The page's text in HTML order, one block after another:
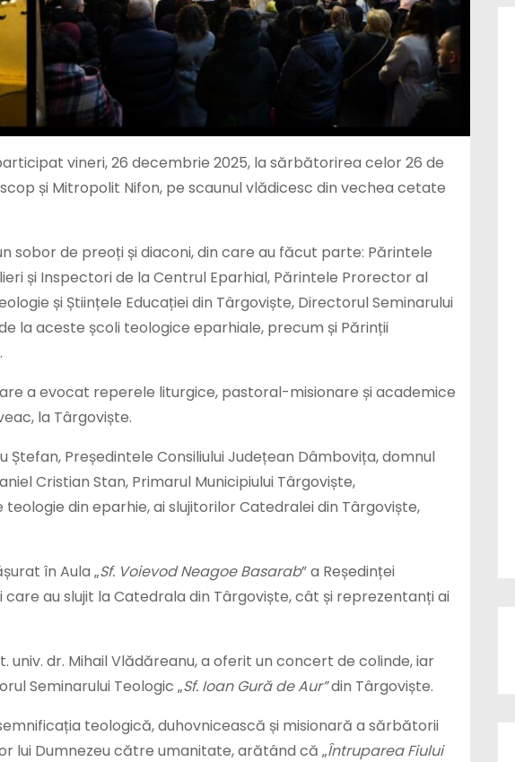
vineri, 26 decembrie 2025, la sărbătorirea celor 26 de
și Mitropolit Nifon, pe scaunul vlădicesc din vechea cetate
sobor de preoți și diaconi, din care au făcut parte: Părintele
și Inspectori de la Centrul Eparhial, Părintele Prorector al
și Științele Educației din Târgoviște, Directorul Seminarului
la aceste școli teologice eparhiale, precum și Părinții
a evocat reperele liturgice, pastoral-misionare și academice
la Târgoviște.
Președintele Consiliului Județean Dâmbovița, domnul
Cristian Stan, Primarul Municipiului Târgoviște,
din eparhie, ai slujitorilor Catedralei din Târgoviște,
în Aula „Sf. Voievod Neagoe Basarab” a Reședinței
au slujit la Catedrala din Târgoviște, cât și reprezentanți ai
dr. Mihail Vlădăreanu, a oferit un concert de colinde, iar
Seminarului Teologic „Sf. Ioan Gură de Aur”din Târgoviște.
teologică, duhovnicească și misionară a sărbătorii
lui Dumnezeu către umanitate, arătând că „Întruparea Fiului